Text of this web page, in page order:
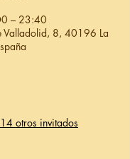
– 23:40
Valladolid, 8, 40196 La
otros invitados